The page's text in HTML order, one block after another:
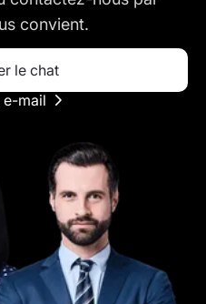
convient.
le chat
e-mail